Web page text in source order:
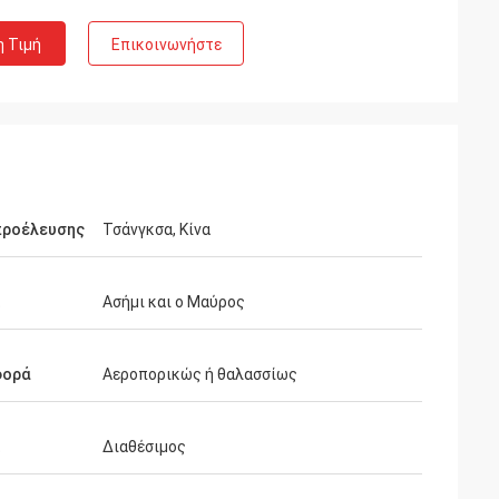
πάλι όταν
Τιμή Επικοινωνήστε
Τσάνγκσα, Κίνα
Ασήμι και ο Μαύρος
Αεροπορικώς ή θαλασσίως
Διαθέσιμος